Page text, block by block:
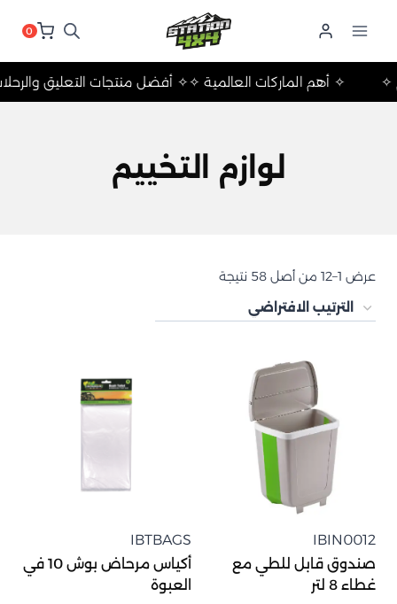
0
✧ أفضل منتجات التعليق✧ أهم الماركات العالمية ✧ ✧
لوازم التخييم
عرض 1–12 من أصل 58 نتيجة
IBIN0012
صندوق قابل للطي مع
غطاء 8 لتر
IBTBAGS
أكياس مرحاض بوش 10 في
العبوة